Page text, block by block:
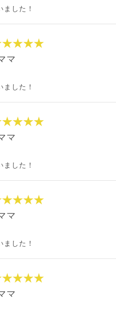
ました！
マ
ました！
マ
ました！
マ
ました！
マ